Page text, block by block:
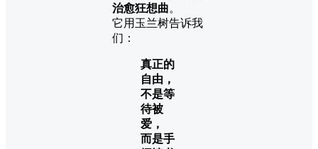
治愈狂想曲。
它用玉兰树告诉我
们：
真正的
自由，
不是等
待被
爱，
而是手